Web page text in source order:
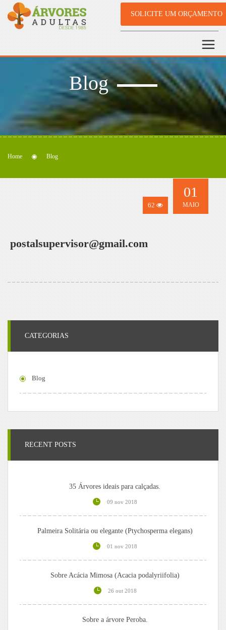
SOLICITE UM ORÇAMENTO
Blog
Home Blog
62
01
MAIO
postalsupervisor@gmail.com
CATEGORIAS
Blog
RECENT POSTS
35 Árvores ideais para calçadas.
09 nov 2018
Palmeira Solitária ou elegante (Ptychosperma elegans)
01 nov 2018
Sobre Acácia Mimosa (Acacia podalyriifolia)
26 out 2018
Sobre a árvore Peroba.